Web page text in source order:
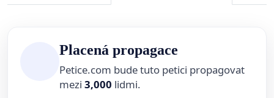
Placená propagace
Petice.com bude tuto petici propagovat
mezi 3,000 lidmi.